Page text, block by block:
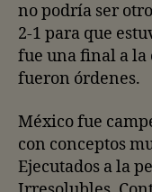
no podría ser
2-1 para que
fue una final a la
fueron órdenes.
México fue
con conceptos
Ejecutados a la